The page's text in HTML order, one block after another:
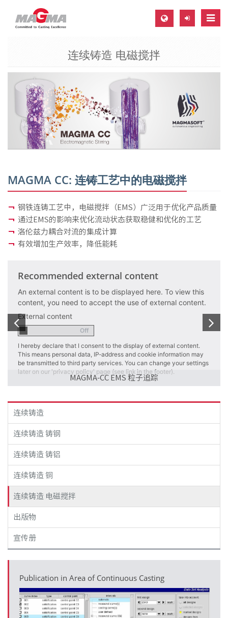
MAGMA Europe, Germany
DE
EN
CS
MAGMA North-America, USA
EN
MAGMA Asia-Pacific, Singapore
EN
MAGMA South-America, Brazil
PT
ES
MAGMA China
EN
MAGMA India
EN
EN
连续铸造 电磁搅拌
MAGMA CC: 连铸工艺中的电磁搅拌
钢铁连铸工艺中，电磁搅拌（EMS）广泛用于优化产品质量
通过EMS的影响来优化流动状态获取稳健和优化的工艺
洛伦兹力耦合对流的集成计算
有效增加生产效率，降低能耗
Recommended external content
An external content is to be displayed here. To view this
content, you need to accept the use of external content.
External content
I hereby declare that I consent to the display of external content.
This means personal data, IP-address and cookie information may
be transmitted to third party services. You can change your settings
later on our 'privacy policy' page (see link in the footer).
MAGMA-CC EMS 粒子追踪
连续铸造
连续铸造 铸钢
连续铸造 铸铝
连续铸造 铜
连续铸造 电磁搅拌
出版物
宣传册
Publication in Area of Continuous Casting